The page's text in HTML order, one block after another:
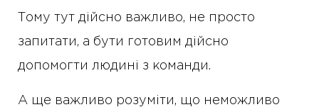
Тому тут дійсно важливо, не просто
запитати, а бути готовим дійсно
допомогти людині з команди.
А ще важливо розуміти, що неможливо